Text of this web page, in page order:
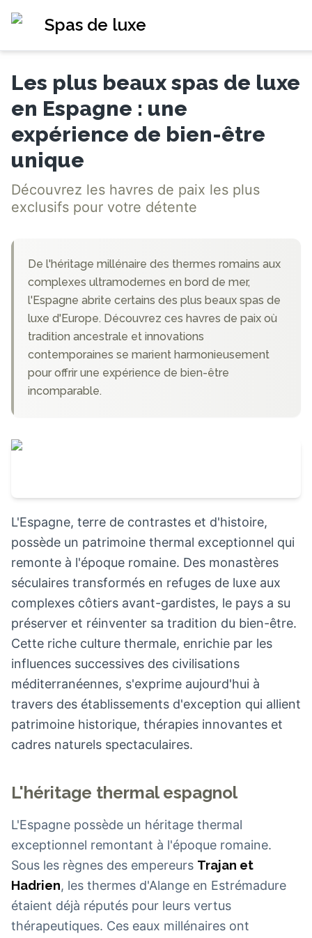
Spas de luxe
Les plus beaux spas de luxe
en Espagne : une
expérience de bien-être
unique
Découvrez les havres de paix les plus
exclusifs pour votre détente
De l'héritage millénaire des thermes romains aux
complexes ultramodernes en bord de mer,
l'Espagne abrite certains des plus beaux spas de
luxe d'Europe. Découvrez ces havres de paix où
tradition ancestrale et innovations
contemporaines se marient harmonieusement
pour offrir une expérience de bien-être
incomparable.
L'Espagne, terre de contrastes et d'histoire,
possède un patrimoine thermal exceptionnel qui
remonte à l'époque romaine. Des monastères
séculaires transformés en refuges de luxe aux
complexes côtiers avant-gardistes, le pays a su
préserver et réinventer sa tradition du bien-être.
Cette riche culture thermale, enrichie par les
influences successives des civilisations
méditerranéennes, s'exprime aujourd'hui à
travers des établissements d'exception qui allient
patrimoine historique, thérapies innovantes et
cadres naturels spectaculaires.
L'héritage thermal espagnol
L'Espagne possède un héritage thermal
exceptionnel remontant à l'époque romaine.
Sous les règnes des empereurs Trajan et
Hadrien, les thermes d'Alange en Estrémadure
étaient déjà réputés pour leurs vertus
thérapeutiques. Ces eaux millénaires ont